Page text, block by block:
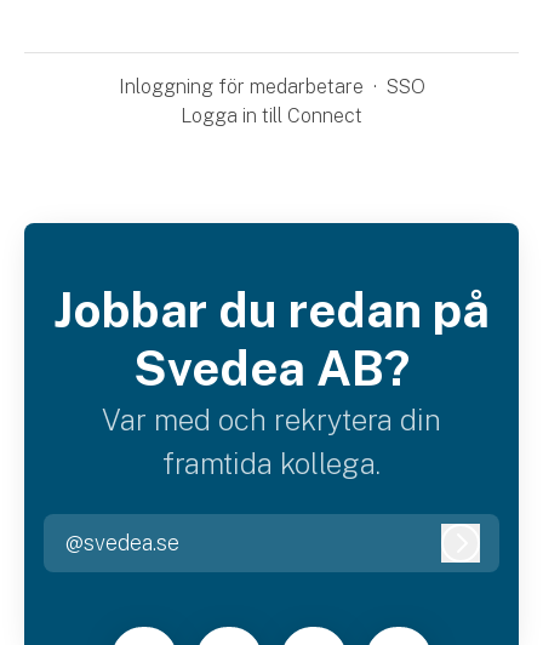
Inloggning för medarbetare · SSO
Logga in till Connect
Jobbar du redan på
Svedea AB?
Var med och rekrytera din
framtida kollega.
@svedea.se